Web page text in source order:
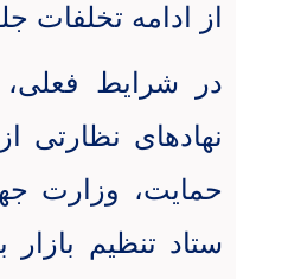
از ادامه تخلفات
در شرایط فعلی،
نهادهای نظارتی
حمایت، وزارت
ستاد تنظیم